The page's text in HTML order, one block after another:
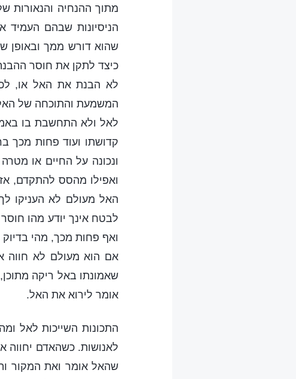
מתוך ההנחיה
הניסיונות שבהם
שהוא דורש ממך ובאופן
כיצד לתקן את חוסר
לא הבנת את האל או,
המשמעת והתוכחה של
לאל ולא התחשבת בו
קדושתו ועוד פחות מכך
ונכונה על החיים או
ואפילו מהסס להתקדם,
האל מעולם לא העניקו
לבטח אינך יודע מהו
ואף פחות מכך, מהי
אם הוא מעולם לא חווה
שאמונתו באל ריקה
אומר לירוא את האל.
התכונות השייכות לאל
לאנושות. כשהאדם יחווה
שהאל אומר ואת המקור